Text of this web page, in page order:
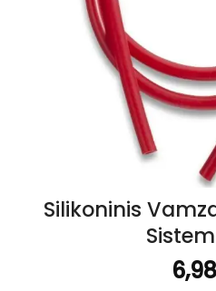
Silikoninis
6,98